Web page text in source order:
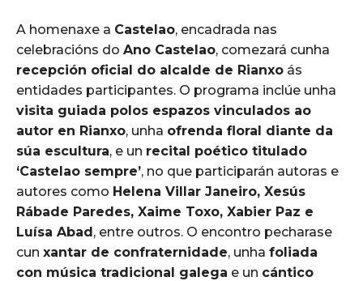
A homenaxe a Castelao, encadrada nas
celebracións do Ano Castelao, comezará cunha
recepción oficial do alcalde de Rianxo ás
entidades participantes. O programa inclúe unha
visita guiada polos espazos vinculados ao
autor en Rianxo, unha ofrenda floral diante da
súa escultura, e un recital poético titulado
‘Castelao sempre’, no que participarán autoras e
autores como Helena Villar Janeiro, Xesús
Rábade Paredes, Xaime Toxo, Xabier Paz e
Luísa Abad, entre outros. O encontro pecharase
cun xantar de confraternidade, unha foliada
con música tradicional galega e un cántico